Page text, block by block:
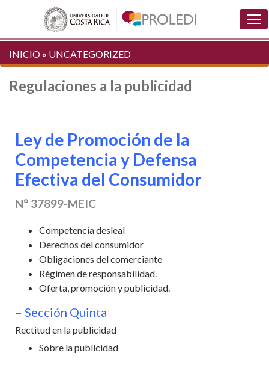
INICIO » UNCATEGORIZED
Regulaciones a la publicidad
Ley de Promoción de la
Competencia y Defensa
Efectiva del Consumidor
N° 37899-MEIC
Competencia desleal
Derechos del consumidor
Obligaciones del comerciante
Régimen de responsabilidad.
Oferta, promoción y publicidad.
– Sección Quinta
Rectitud en la publicidad
Sobre la publicidad